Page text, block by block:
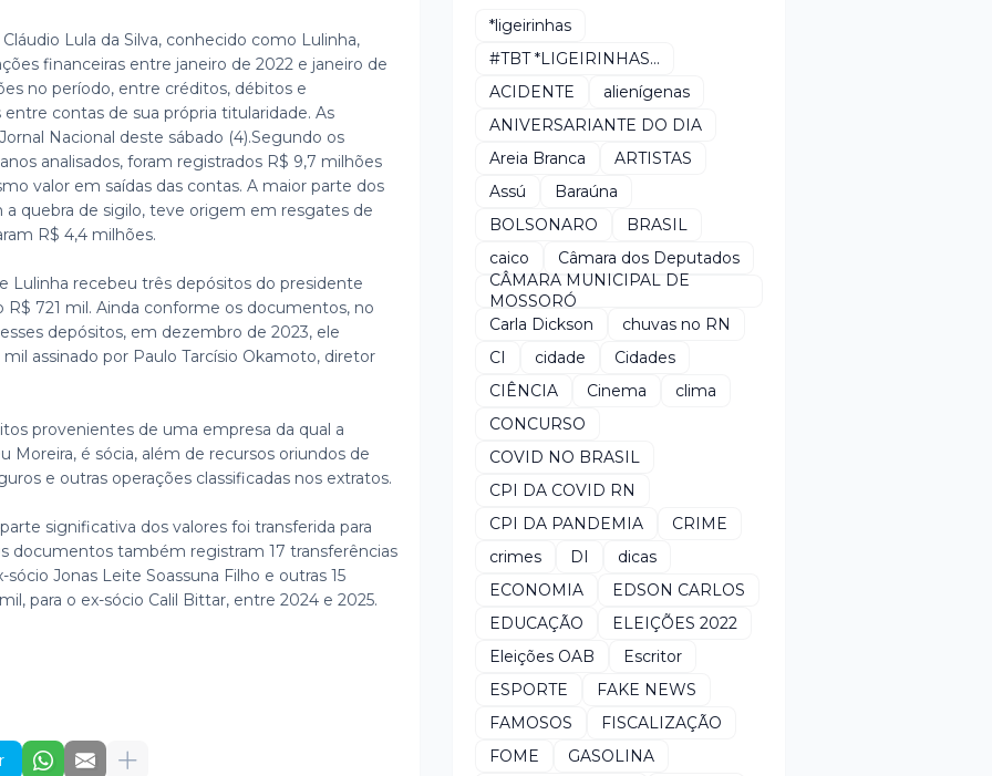
Lula da Silva, conhecido como Lulinha,
financeiras entre janeiro de 2022 e janeiro de
no período, entre créditos, débitos e
contas de sua própria titularidade. As
Nacional deste sábado (4).Segundo os
analisados, foram registrados R$ 9,7 milhões
valor em saídas das contas. A maior parte dos
a quebra de sigilo, teve origem em resgates de
R$ 4,4 milhões.
Lulinha recebeu três depósitos do presidente
R$ 721 mil. Ainda conforme os documentos, no
depósitos, em dezembro de 2023, ele
assinado por Paulo Tarcísio Okamoto, diretor
provenientes de uma empresa da qual a
Moreira, é sócia, além de recursos oriundos de
e outras operações classificadas nos extratos.
significativa dos valores foi transferida para
documentos também registram 17 transferências
Jonas Leite Soassuna Filho e outras 15
para o ex-sócio Calil Bittar, entre 2024 e 2025.
*ligeirinhas
#TBT *LIGEIRINHAS...
ACIDENTE
alienígenas
ANIVERSARIANTE DO DIA
Areia Branca
ARTISTAS
Assú
Baraúna
BOLSONARO
BRASIL
caico
Câmara dos Deputados
CÂMARA MUNICIPAL DE
MOSSORÓ
Carla Dickson
chuvas no RN
CI
cidade
Cidades
CIÊNCIA
Cinema
clima
CONCURSO
COVID NO BRASIL
CPI DA COVID RN
CPI DA PANDEMIA
CRIME
crimes
DI
dicas
ECONOMIA
EDSON CARLOS
EDUCAÇÃO
ELEIÇÕES 2022
Eleições OAB
Escritor
ESPORTE
FAKE NEWS
FAMOSOS
FISCALIZAÇÃO
FOME
GASOLINA